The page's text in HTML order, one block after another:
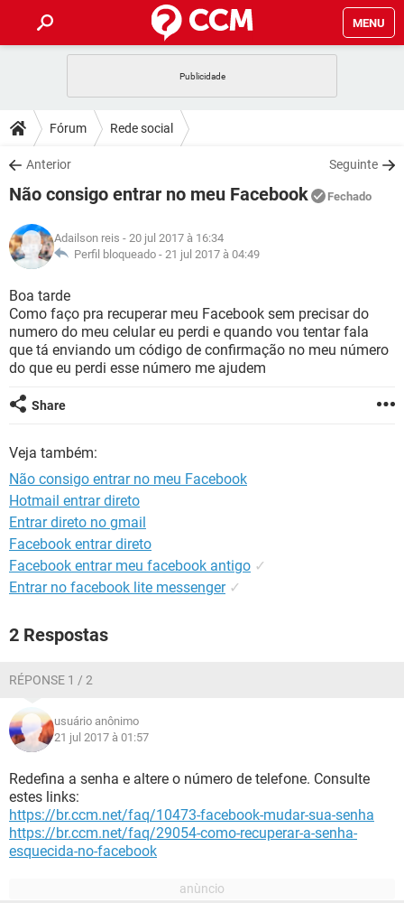
MENU
CELULAR
OUTLOOK
INSTAGRAM GMAIL
GUIA DE COMPRAS
DICAS
JOGOS
INSTAGRAM GMAIL
GUIA DE COMPRAS
DOWNLOADS
JOGOS WHATSAPP
CELULAR
OUTLOOK EXCEL
INSTAGRAM
GUIA DE COMPRAS
JOGOS WHATSAPP
CELULAR
OUTLOOK
INSTAGRAM GMAIL
GUIA DE COMPRAS
GLOSSÁRIO
CELULAR FACEBOOK
OUTLOOK EXCEL
INSTAGRAM GMAIL
GUIA DE COMPRAS
Fórum Rede social
Anterior Seguinte
Não consigo entrar no meu Facebook Fechado
Adailson reis - 20 jul 2017 à 16:34
Perfil bloqueado - 21 jul 2017 à 04:49
Boa tarde
Como faço pra recuperar meu Facebook sem precisar do
numero do meu celular eu perdi e quando vou tentar fala
que tá enviando um código de confirmação no meu número
do que eu perdi esse número me ajudem
Share
Veja também:
Não consigo entrar no meu Facebook
Hotmail entrar direto
Entrar direto no gmail
Facebook entrar direto
Facebook entrar meu facebook antigo ✓
Entrar no facebook lite messenger ✓
2 Respostas
RÉPONSE 1 / 2
usuário anônimo
21 jul 2017 à 01:57
Redefina a senha e altere o número de telefone. Consulte
estes links:
https://br.ccm.net/faq/10473-facebook-mudar-sua-senha
https://br.ccm.net/faq/29054-como-recuperar-a-senha-
esquecida-no-facebook